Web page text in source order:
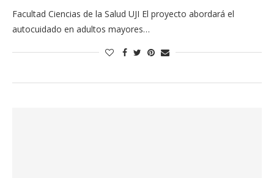
Facultad Ciencias de la Salud UJI El proyecto abordará el
autocuidado en adultos mayores…